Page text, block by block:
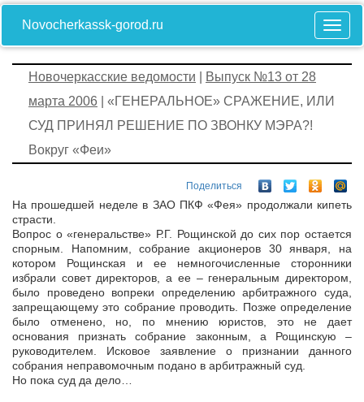
Novocherkassk-gorod.ru
Новочеркасские ведомости
Выпуск №13 от 28
марта 2006 | «ГЕНЕРАЛЬНОЕ» СРАЖЕНИЕ, ИЛИ
СУД ПРИНЯЛ РЕШЕНИЕ ПО ЗВОНКУ МЭРА?!
Вокруг «Феи»
Поделиться
На прошедшей неделе в ЗАО ПКФ «Фея» продолжали кипеть
страсти.
Вопрос о «генеральстве» Р.Г. Рощинской до сих пор остается
спорным. Напомним, собрание акционеров 30 января, на
котором Рощинская и ее немногочисленные сторонники
избрали совет директоров, а ее – генеральным директором,
было проведено вопреки определению арбитражного суда,
запрещающему это собрание проводить. Позже определение
было отменено, но, по мнению юристов, это не дает
основания признать собрание законным, а Рощинскую –
руководителем. Исковое заявление о признании данного
собрания неправомочным подано в арбитражный суд.
Но пока суд да дело…